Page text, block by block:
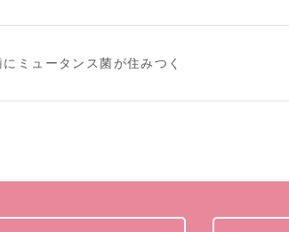
ミュータンス菌が住みつく